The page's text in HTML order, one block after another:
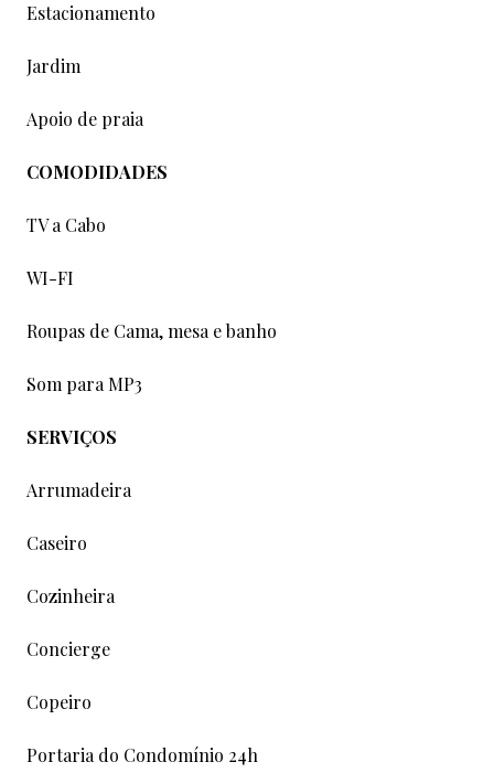
Estacionamento
Jardim
Apoio de praia
COMODIDADES
TV a Cabo
WI-FI
Roupas de Cama, mesa e banho
Som para MP3
SERVIÇOS
Arrumadeira
Caseiro
Cozinheira
Concierge
Copeiro
Portaria do Condomínio 24h